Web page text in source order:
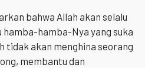
bahwa Allah akan selalu
hamba-Nya yang suka
tidak akan menghina seorang
membantu dan